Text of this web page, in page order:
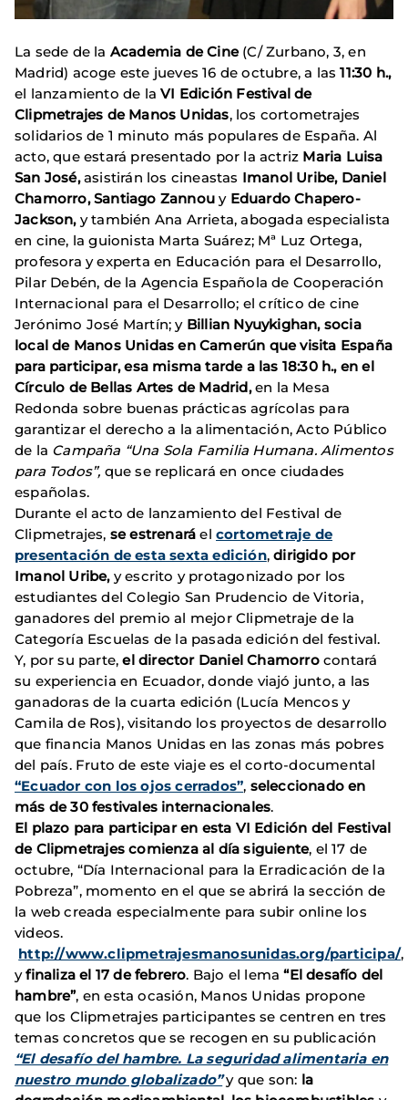
La sede de la Academia de Cine(C/ Zurbano, 3, en
Madrid) acoge este jueves 16 de octubre, a las11:30 h.,
el lanzamiento de laVI Edición Festival de
Clipmetrajes de Manos Unidas, los cortometrajes
solidarios de 1 minuto más populares de España. Al
acto, que estará presentado por la actriz Maria Luisa
San José,asistirán los cineastas Imanol Uribe, Daniel
Chamorro, Santiago Zannouy Eduardo Chapero-
Jackson, y también Ana Arrieta, abogada especialista
en cine, la guionista Marta Suárez; Mª Luz Ortega,
profesora y experta en Educación para el Desarrollo,
Pilar Debén, de la Agencia Española de Cooperación
Internacional para el Desarrollo; el crítico de cine
Jerónimo José Martín; y Billian Nyuykighan, socia
local de Manos Unidas en Camerún que visita España
para participar, esa misma tarde a las 18:30 h., en el
Círculo de Bellas Artes de Madrid,en la Mesa
Redonda sobre buenas prácticas agrícolas para
garantizar el derecho a la alimentación, Acto Público
de la Campaña “Una Sola Familia Humana. Alimentos
para Todos”, que se replicará en once ciudades
españolas.
Durante el acto de lanzamiento del Festival de
Clipmetrajes, se estrenará elcortometraje de
presentación de esta sexta edición,dirigido por
Imanol Uribe,y escrito y protagonizado por los
estudiantes del Colegio San Prudencio de Vitoria,
ganadores del premio al mejor Clipmetraje de la
Categoría Escuelas de la pasada edición del festival.
Y, por su parte,el director Daniel Chamorrocontará
su experiencia en Ecuador, donde viajó junto, a las
ganadoras de la cuarta edición (Lucía Mencos y
Camila de Ros), visitando los proyectos de desarrollo
que financia Manos Unidas en las zonas más pobres
del país. Fruto de este viaje es el corto-documental
“Ecuador con los ojos cerrados”, seleccionado en
más de 30 festivales internacionales.
El plazo para participar en esta VI Edición del Festival
de Clipmetrajes comienza al día siguiente, el 17 de
octubre, “Día Internacional para la Erradicación de la
Pobreza”, momento en el que se abrirá la sección de
la web creada especialmente para subir online los
videos.
http://www.clipmetrajesmanosunidas.org/participa/,
yfinaliza el 17 de febrero. Bajo el lema“El desafío del
hambre”, en esta ocasión, Manos Unidas propone
que los Clipmetrajes participantes se centren en tres
temas concretos que se recogen en su publicación
“El desafío del hambre. La seguridad alimentaria en
nuestro mundo globalizado”y que son: la